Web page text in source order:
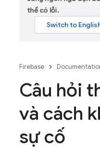
thể có lỗi.
Firebase
Câu hỏi
và cách
sự cố